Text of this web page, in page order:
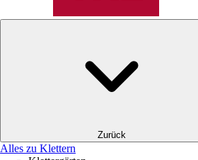
Zurück
Alles zu Klettern